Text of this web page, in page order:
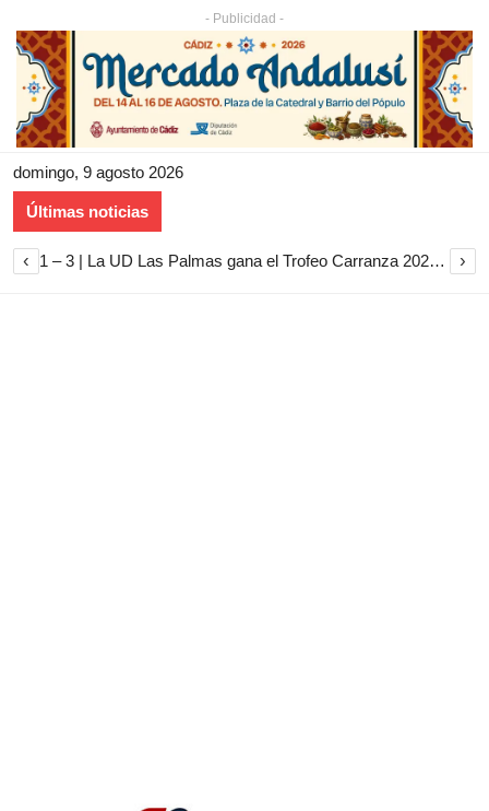
- Publicidad -
domingo, 9 agosto 2026
Últimas noticias
‹ 1 – 3 | La UD Las Palmas gana el Trofeo Carranza 2026 tras imponerse al Cádiz CF ›